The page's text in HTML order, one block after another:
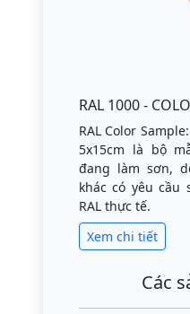
RAL 1000 -
RAL Color
5x15cm là bộ
đang làm sơn,
khác có yêu cầu
RAL thực tế.
Xem chi tiết
Các